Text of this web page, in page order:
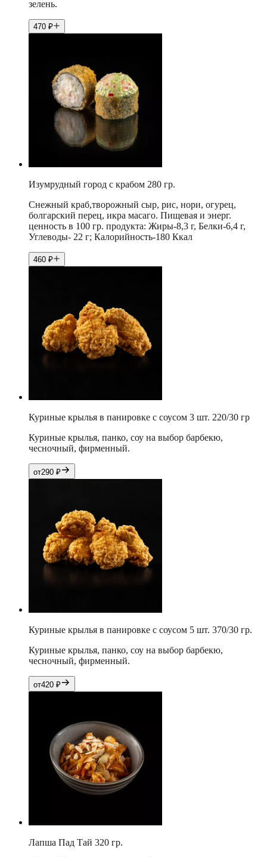
зелень.
470 ₽
Изумрудный город с крабом 280 гр.
Снежный краб,творожный сыр, рис, нори, огурец,
болгарский перец, икра масаго. Пищевая и энерг.
ценность в 100 гр. продукта: Жиры-8,3 г, Белки-6,4 г,
Углеводы- 22 г; Калорийность-180 Ккал
460 ₽
Куриные крылья в панировке с соусом 3 шт. 220/30 гр
Куриные крылья, панко, соу на выбор барбекю,
чесночный, фирменный.
от290 ₽
Куриные крылья в панировке с соусом 5 шт. 370/30 гр.
Куриные крылья, панко, соу на выбор барбекю,
чесночный, фирменный.
от420 ₽
Лапша Пад Тай 320 гр.